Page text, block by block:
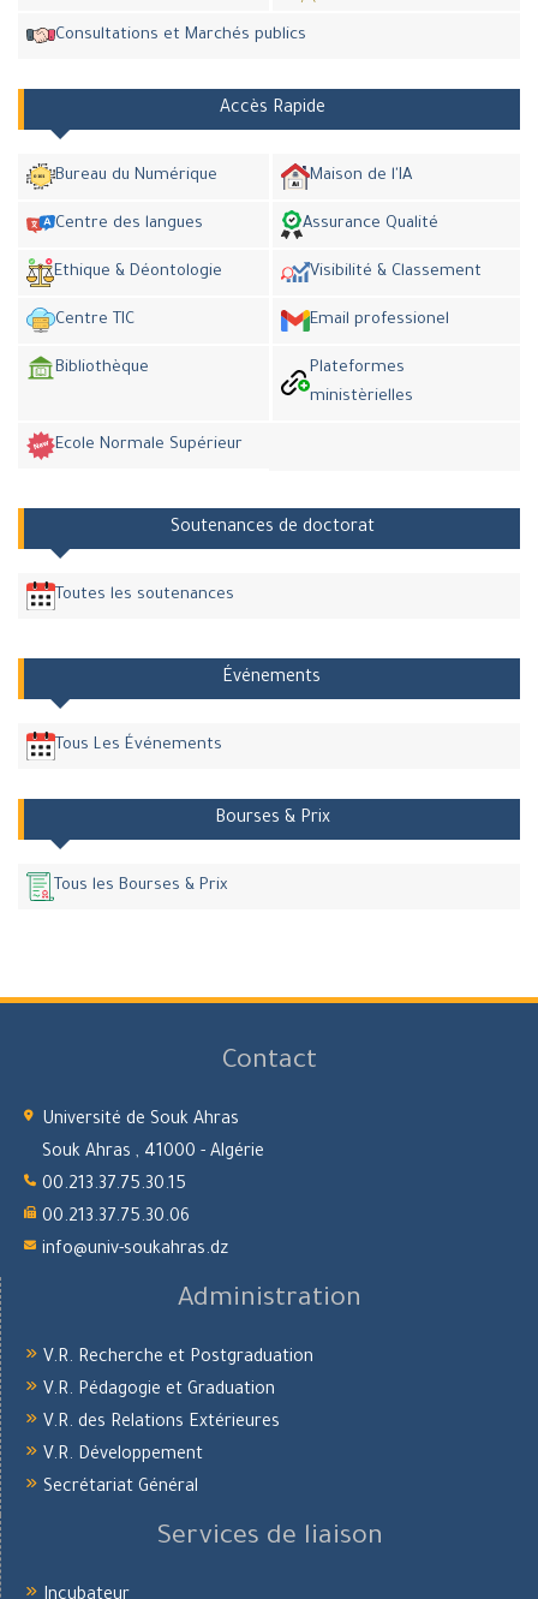
Consultations et Marchés publics
Accès Rapide
Bureau du Numérique Maison de l'IA
Centre des langues Assurance Qualité
Ethique & Déontologie Visibilité & Classement
Centre TIC Email professionel
Bibliothèque
Plateformes
ministèrielles
Ecole Normale Supérieur
Soutenances de doctorat
Toutes les soutenances
Événements
Tous Les Événements
Bourses & Prix
Tous les Bourses & Prix
Contact
Université de Souk Ahras
Souk Ahras , 41000 - Algérie
00.213.37.75.30.15
00.213.37.75.30.06
info@univ-soukahras.dz
Administration
V.R. Recherche et Postgraduation
V.R. Pédagogie et Graduation
V.R. des Relations Extérieures
V.R. Développement
Secrétariat Général
Services de liaison